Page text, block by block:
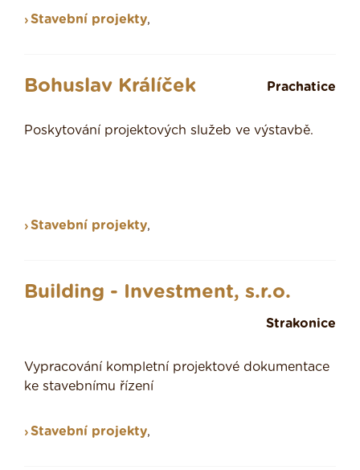
Stavební projekty,
Bohuslav Králíček Prachatice
Poskytování projektových služeb ve výstavbě.
Stavební projekty,
Building - Investment, s.r.o.
Strakonice
Vypracování kompletní projektové dokumentace
ke stavebnímu řízení
Stavební projekty,